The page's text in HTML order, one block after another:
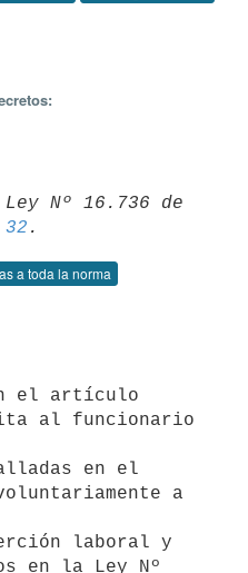
Ley Nº 16.736 de
32
a toda la norma
al funcionario
en el
a
laboral y
en la Ley Nº